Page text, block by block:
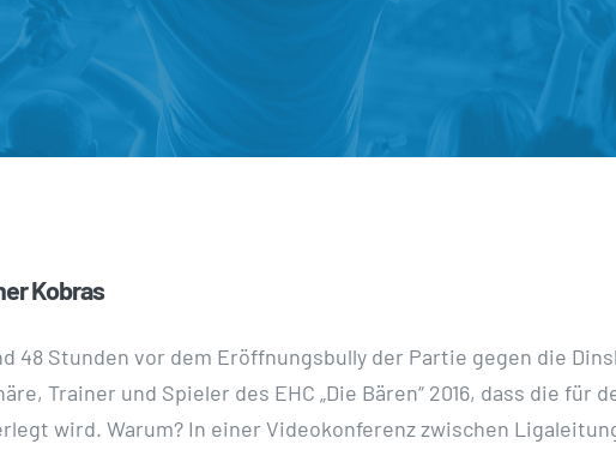
Kobras
48 Stunden vor dem Eröffnungsbully der Partie gegen die
Trainer und Spieler des EHC „Die Bären“ 2016, dass die für
wird. Warum? In einer Videokonferenz zwischen